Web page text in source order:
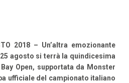
2018 – Un’altra emozionante
agosto si terrà la quindicesima
Open, supportata da Monster
ufficiale del campionato italiano